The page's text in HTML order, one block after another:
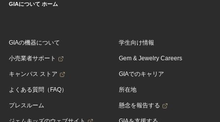
GIAについて ホーム
GIAの機器について
小売業者サポート
キャンパス ストア
よくある質問（FAQ）
プレスルーム
学生向け情報
Gem & Jewelry Careers
GIAでのキャリア
所在地
懸念を報告する